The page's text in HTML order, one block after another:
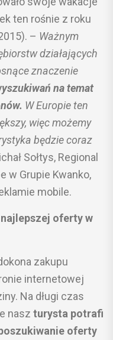
ten rośnie z roku
– Ważnym
działających
znaczenie
na temat
W Europie ten
więc możemy
będzie coraz
Sołtys, Regional
w Grupie Kwanko,
mobile.
oferty w
zakupu
internetowej
Na długi czas
nasz turysta potrafi
oferty